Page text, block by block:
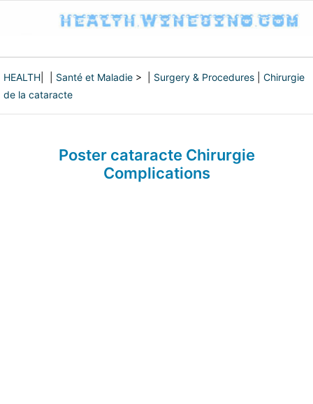
HEALTH Santé et Maladie > | Surgery & Procedures
Chirurgie
de la cataracte
Poster cataracte Chirurgie
Complications